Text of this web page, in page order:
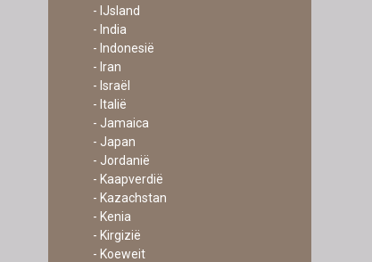
- IJsland
- India
- Indonesië
- Iran
- Israël
- Italië
- Jamaica
- Japan
- Jordanië
- Kaapverdië
- Kazachstan
- Kenia
- Kirgizië
- Koeweit